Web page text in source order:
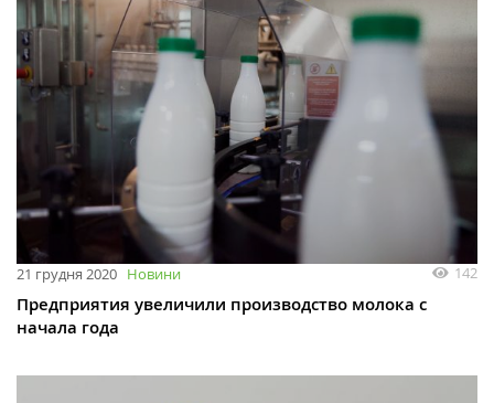
21 грудня 2020 Новини 142
Предприятия увеличили производство молока с
начала года